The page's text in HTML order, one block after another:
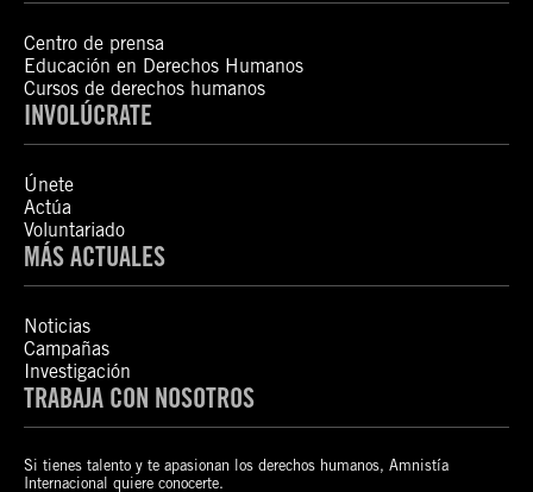
Centro de prensa
Educación en Derechos Humanos
Cursos de derechos humanos
INVOLÚCRATE
Únete
Actúa
Voluntariado
MÁS ACTUALES
Noticias
Campañas
Investigación
TRABAJA CON NOSOTROS
Si tienes talento y te apasionan los derechos humanos, Amnistía
Internacional quiere conocerte.